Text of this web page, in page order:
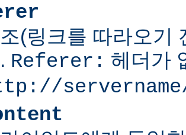
(링크를 따라오기
Referer: 헤더가